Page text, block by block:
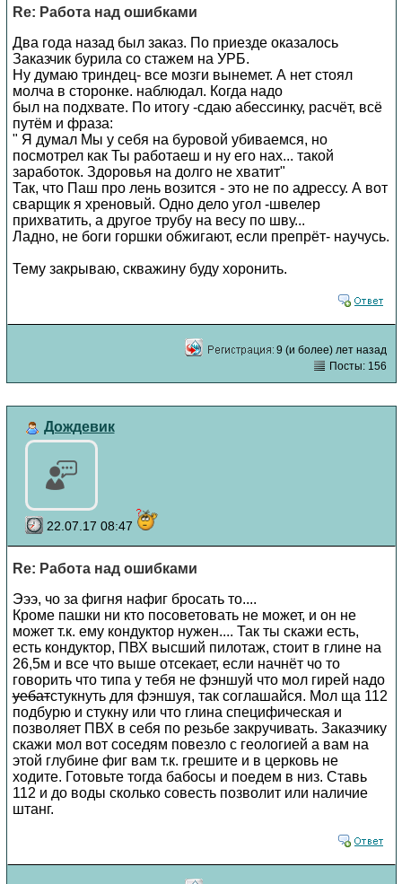
Re: Работа над ошибками
Два года назад был заказ. По приезде оказалось
Заказчик бурила со стажем на УРБ.
Ну думаю триндец- все мозги вынемет. А нет стоял
молча в сторонке. наблюдал. Когда надо
был на подхвате. По итогу -сдаю абессинку, расчёт, всё
путём и фраза:
" Я думал Мы у себя на буровой убиваемся, но
посмотрел как Ты работаеш и ну его нах... такой
заработок. Здоровья на долго не хватит"
Так, что Паш про лень возится - это не по адрессу. А вот
сварщик я хреновый. Одно дело угол -швелер
прихватить, а другое трубу на весу по шву...
Ладно, не боги горшки обжигают, если препрёт- научусь.
Тему закрываю, скважину буду хоронить.
9 (и более) лет назад
Посты: 156
Дождевик
22.07.17 08:47
Re: Работа над ошибками
Эээ, чо за фигня нафиг бросать то....
Кроме пашки ни кто посоветовать не может, и он не
может т.к. ему кондуктор нужен.... Так ты скажи есть,
есть кондуктор, ПВХ высший пилотаж, стоит в глине на
26,5м и все что выше отсекает, если начнёт чо то
говорить что типа у тебя не фэншуй что мол гирей надо
уебатстукнуть для фэншуя, так соглашайся. Мол ща 112
подбурю и стукну или что глина специфическая и
позволяет ПВХ в себя по резьбе закручивать. Заказчику
скажи мол вот соседям повезло с геологией а вам на
этой глубине фиг вам т.к. грешите и в церковь не
ходите. Готовьте тогда бабосы и поедем в низ. Ставь
112 и до воды сколько совесть позволит или наличие
штанг.